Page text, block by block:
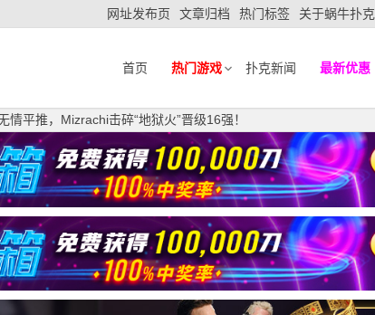
网址发布页 文章归档 热门标签 关于蜗牛扑克
首页 热门游戏 扑克新闻 最新优惠
情平推，Mizrachi击碎“地狱火”晋级16强！